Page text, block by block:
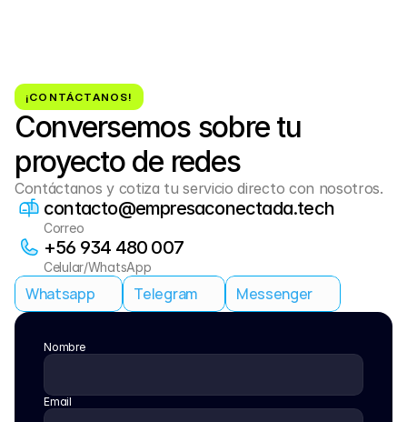
¡CONTÁCTANOS!
Conversemos sobre tu
proyecto de redes
Contáctanos y cotiza tu servicio directo con nosotros.
contacto@empresaconectada.tech
Correo
+56 934 480 007
Celular/WhatsApp
Whatsapp Telegram Messenger
Nombre
Email